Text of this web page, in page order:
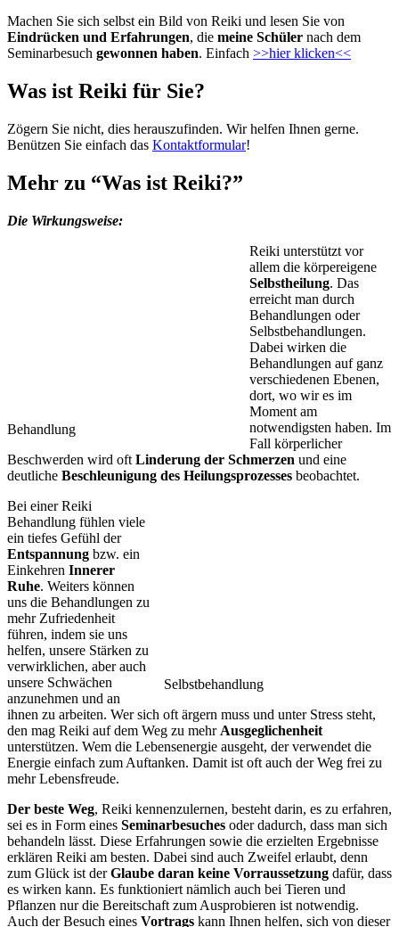
Machen Sie sich selbst ein Bild von Reiki und lesen Sie von
Eindrücken und Erfahrungen, die meine Schüler nach dem
Seminarbesuch gewonnen haben. Einfach >>hier klicken<<
Was ist Reiki für Sie?
Zögern Sie nicht, dies herauszufinden. Wir helfen Ihnen gerne.
Benützen Sie einfach das Kontaktformular!
Mehr zu “Was ist Reiki?”
Die Wirkungsweise:
Behandlung
Reiki unterstützt vor
allem die körpereigene
Selbstheilung. Das
erreicht man durch
Behandlungen oder
Selbstbehandlungen.
Dabei wirken die
Behandlungen auf ganz
verschiedenen Ebenen,
dort, wo wir es im
Moment am
notwendigsten haben. Im
Fall körperlicher
Beschwerden wird oft Linderung der Schmerzen und eine
deutliche Beschleunigung des Heilungsprozesses beobachtet.
Selbstbehandlung
Bei einer Reiki
Behandlung fühlen viele
ein tiefes Gefühl der
Entspannung bzw. ein
Einkehren Innerer
Ruhe. Weiters können
uns die Behandlungen zu
mehr Zufriedenheit
führen, indem sie uns
helfen, unsere Stärken zu
verwirklichen, aber auch
unsere Schwächen
anzunehmen und an
ihnen zu arbeiten. Wer sich oft ärgern muss und unter Stress steht,
den mag Reiki auf dem Weg zu mehr Ausgeglichenheit
unterstützen. Wem die Lebensenergie ausgeht, der verwendet die
Energie einfach zum Auftanken. Damit ist oft auch der Weg frei zu
mehr Lebensfreude.
Der beste Weg, Reiki kennenzulernen, besteht darin, es zu erfahren,
sei es in Form eines Seminarbesuches oder dadurch, dass man sich
behandeln lässt. Diese Erfahrungen sowie die erzielten Ergebnisse
erklären Reiki am besten. Dabei sind auch Zweifel erlaubt, denn
zum Glück ist derGlaube daran keine Vorraussetzung dafür, dass
es wirken kann. Es funktioniert nämlich auch bei Tieren und
Pflanzen nur die Bereitschaft zum Ausprobieren ist notwendig.
Auch der Besuch eines Vortrags kann Ihnen helfen, sich von dieser